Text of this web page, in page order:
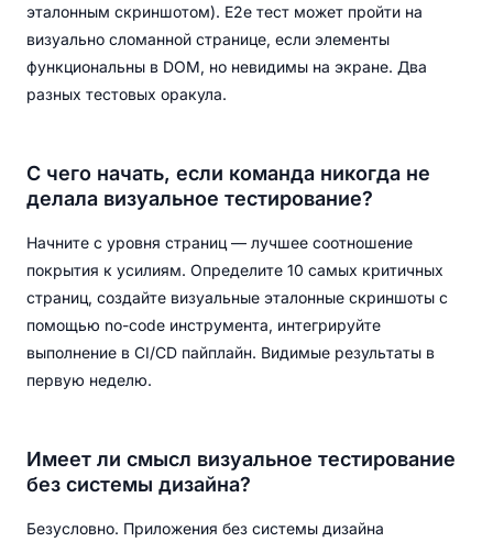
эталонным скриншотом). E2e тест может пройти на
визуально сломанной странице, если элементы
функциональны в DOM, но невидимы на экране. Два
разных тестовых оракула.
С чего начать, если команда никогда не
делала визуальное тестирование?
Начните с уровня страниц — лучшее соотношение
покрытия к усилиям. Определите 10 самых критичных
страниц, создайте визуальные эталонные скриншоты с
помощью no-code инструмента, интегрируйте
выполнение в CI/CD пайплайн. Видимые результаты в
первую неделю.
Имеет ли смысл визуальное тестирование
без системы дизайна?
Безусловно. Приложения без системы дизайна